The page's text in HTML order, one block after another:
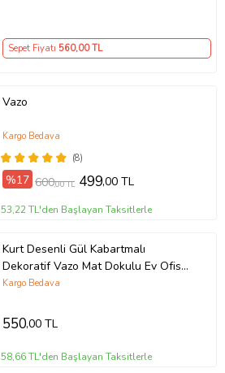
Sepet Fiyatı 560,00 TL
Vazo
(8)
Kargo Bedava
%17 600,00 TL 499,00 TL
53,22 TL'den Başlayan Taksitlerle
Kurt Desenli Gül Kabartmalı
Dekoratif Vazo Mat Dokulu Ev Ofis
Salon Masa Raf Süsü Çiçeklik 15x10
Kargo Bedava
550,00 TL
58,66 TL'den Başlayan Taksitlerle